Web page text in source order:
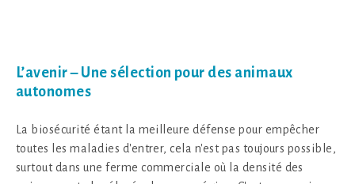
L’avenir – Une sélection pour des animaux
autonomes
La biosécurité étant la meilleure défense pour empêcher
toutes les maladies d'entrer, cela n'est pas toujours possible,
surtout dans une ferme commerciale où la densité des